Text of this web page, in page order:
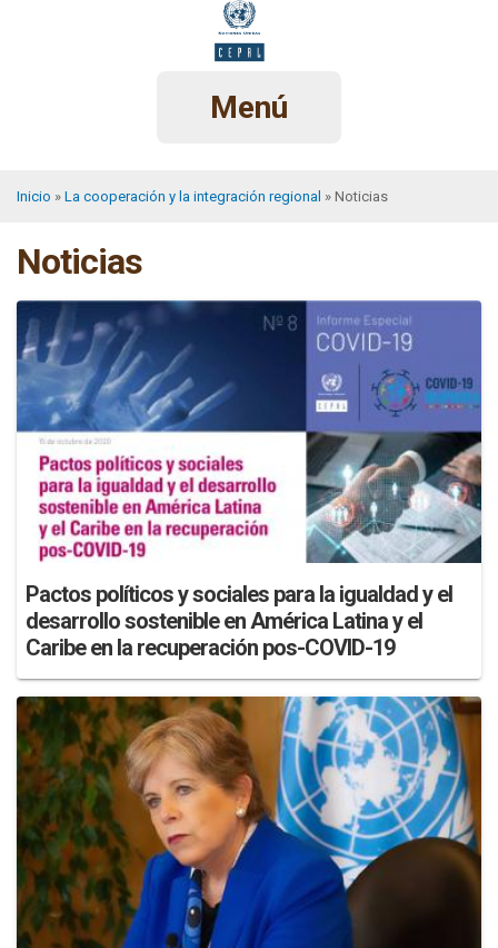
Menú
enlaces
de
ayuda
a
la
navegación
Inicio La cooperación y la integración regional Noticias
Noticias
Pactos políticos y sociales para la igualdad y el
desarrollo sostenible en América Latina y el
Caribe en la recuperación pos-COVID-19